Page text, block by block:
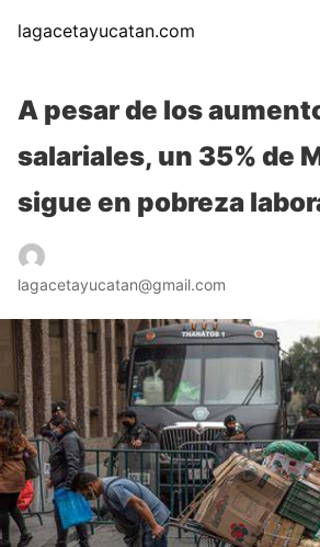
lagacetayucatan.com
A pesar de los
salariales, un 35% de
sigue en pobreza
lagacetayucatan@gmail.com